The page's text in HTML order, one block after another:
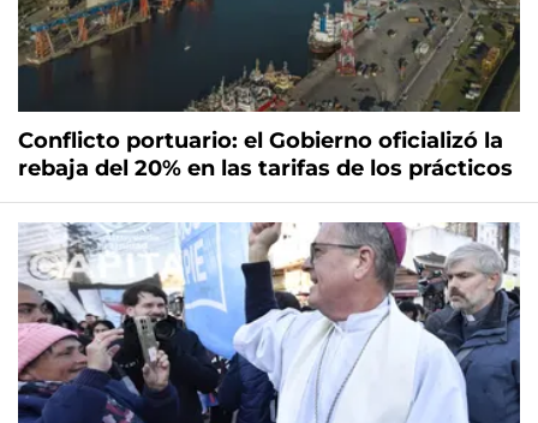
Conflicto portuario: el Gobierno oficializó la
rebaja del 20% en las tarifas de los prácticos